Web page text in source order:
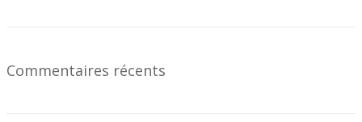
Commentaires récents